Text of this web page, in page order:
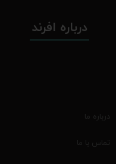
درباره افرند
درباره ما
تماس با ما